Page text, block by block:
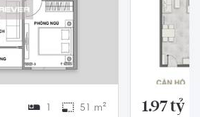
1 51 m² 1.97 tỷ